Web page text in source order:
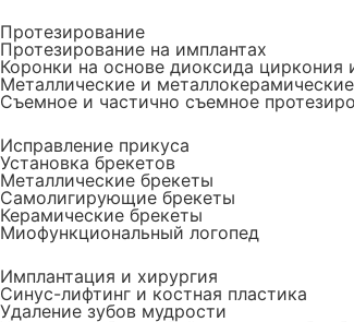
Протезирование
Протезирование на имплантах
Коронки на основе диоксида циркония
Металлические и
Съемное и частично съемное
Исправление прикуса
Установка брекетов
Металлические брекеты
Cамолигирующие брекеты
Керамические брекеты
Миофункциональный логопед
Имплантация и хирургия
Синус-лифтинг и костная пластика
Удаление зубов мудрости